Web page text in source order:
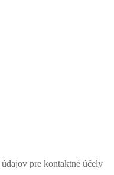
pre kontaktné účely